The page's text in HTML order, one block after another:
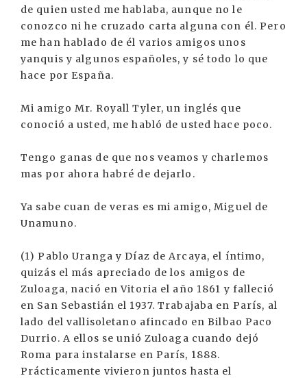
de quien usted me hablaba, aunque no le
conozco ni he cruzado carta alguna con él. Pero
me han hablado de él varios amigos unos
yanquis y algunos españoles, y sé todo lo que
hace por España.
Mi amigo Mr. Royall Tyler, un inglés que
conoció a usted, me habló de usted hace poco.
Tengo ganas de que nos veamos y charlemos
mas por ahora habré de dejarlo.
Ya sabe cuan de veras es mi amigo, Miguel de
Unamuno.
(1) Pablo Uranga y Díaz de Arcaya, el íntimo,
quizás el más apreciado de los amigos de
Zuloaga, nació en Vitoria el año 1861 y falleció
en San Sebastián el 1937. Trabajaba en París, al
lado del vallisoletano afincado en Bilbao Paco
Durrio. A ellos se unió Zuloaga cuando dejó
Roma para instalarse en París, 1888.
Prácticamente vivieron juntos hasta el